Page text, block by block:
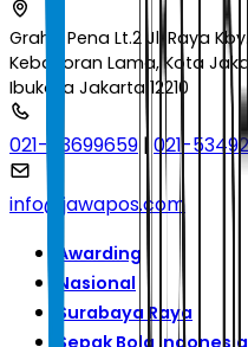
Graha Pena Lt.2 Jl. Raya
Kebayoran Lama, Kota
Ibukota Jakarta 12210
021-53699659 |021-
info@jawapos.com
Awarding
Nasional
Surabaya Raya